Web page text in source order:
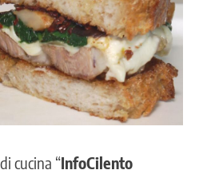
cucina “InfoCilento